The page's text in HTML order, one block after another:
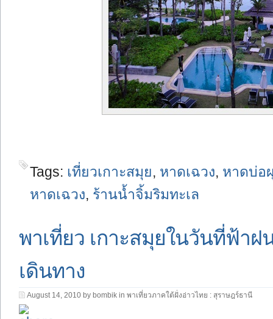
Tags: เที่ยวเกาะสมุย, หาดเฉวง, หาดบ่อ
หาดเฉวง, ร้านน้ำจิ้มริมทะเล
พาเที่ยว เกาะสมุยในวันที่ฟ้าฝ
เดินทาง
August 14, 2010 by bombik in พาเที่ยวภาคใต้ฝั่งอ่าวไทย : สุราษฎร์ธานี